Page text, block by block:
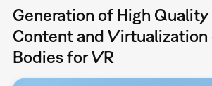
Generation of High
Content and Virtualization
Bodies for VR